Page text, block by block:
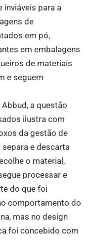
inviáveis para a
de
em pó,
em embalagens
de materiais
e seguem
a questão
ilustra com
da gestão de
e descarta
o material,
processar e
do que foi
comportamento do
mas no design
foi concebido com